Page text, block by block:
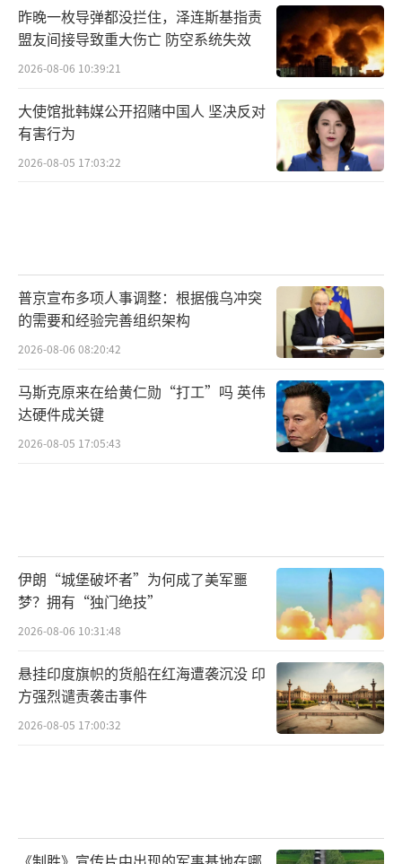
昨晚一枚导弹都没拦住，泽连斯基指责
盟友间接导致重大伤亡 防空系统失效
2026-08-06 10:39:21
大使馆批韩媒公开招赌中国人 坚决反对
有害行为
2026-08-05 17:03:22
普京宣布多项人事调整：根据俄乌冲突
的需要和经验完善组织架构
2026-08-06 08:20:42
马斯克原来在给黄仁勋“打工”吗 英伟
达硬件成关键
2026-08-05 17:05:43
伊朗“城堡破坏者”为何成了美军噩
梦？拥有“独门绝技”
2026-08-06 10:31:48
悬挂印度旗帜的货船在红海遭袭沉没 印
方强烈谴责袭击事件
2026-08-05 17:00:32